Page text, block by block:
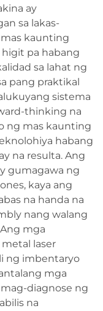
ay
sa lakas-
kaunting
pa habang
sa lahat ng
pang praktikal
sistema
thinking na
ng mas kaunting
habang
na resulta. Ang
gumagawa ng
kaya ang
na handa na
nang walang
mga
laser
ng imbentaryo
mga
diagnose ng
na